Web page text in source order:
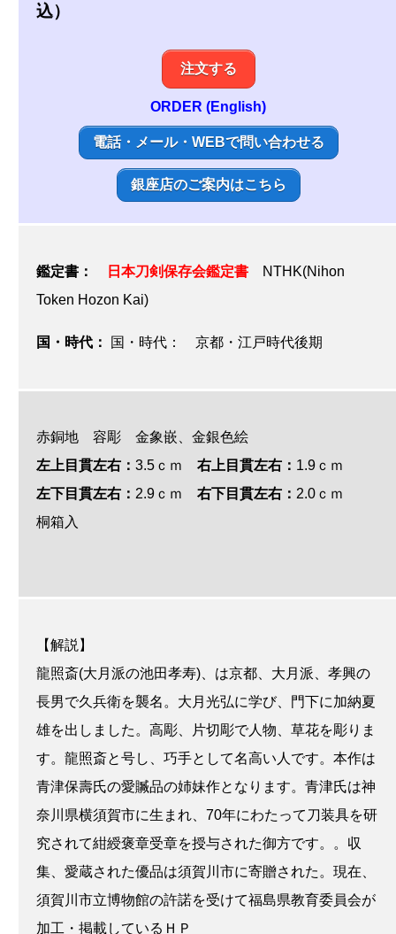
込）
注文する
ORDER (English)
電話・メール・WEBで問い合わせる
銀座店のご案内はこちら
鑑定書： 日本刀剣保存会鑑定書NTHK(Nihon
Token Hozon Kai)
国・時代： 国・時代： 京都・江戸時代後期
赤銅地 容彫 金象嵌、金銀色絵
左上目貫左右： 3.5ｃｍ 右上目貫左右： 1.9ｃｍ
左下目貫左右： 2.9ｃｍ 右下目貫左右： 2.0ｃｍ
桐箱入
【解説】
龍照斎(大月派の池田孝寿)、は京都、大月派、孝興の
長男で久兵衛を襲名。大月光弘に学び、門下に加納夏
雄を出しました。高彫、片切彫で人物、草花を彫りま
す。龍照斎と号し、巧手として名高い人です。本作は
青津保壽氏の愛贓品の姉妹作となります。青津氏は神
奈川県横須賀市に生まれ、70年にわたって刀装具を研
究されて紺綬褒章受章を授与された御方です。。収
集、愛蔵された優品は須賀川市に寄贈された。現在、
須賀川市立博物館の許諾を受けて福島県教育委員会が
加工・掲載しているＨＰ